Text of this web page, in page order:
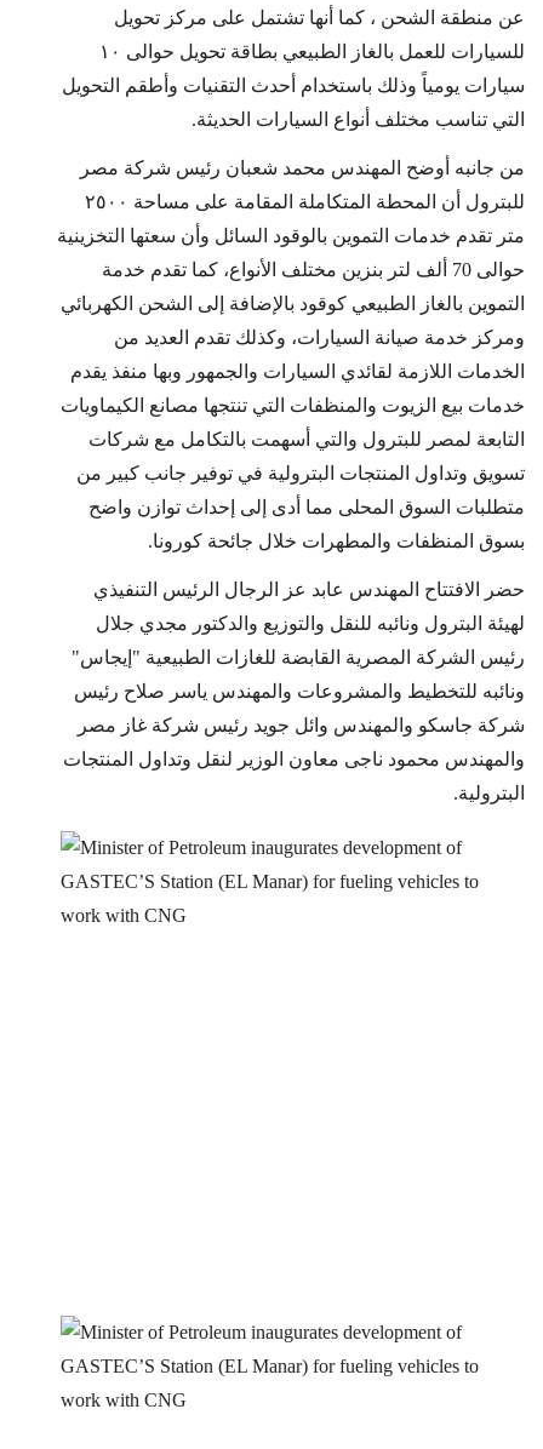
عن منطقة الشحن ، كما أنها تشتمل على مركز تحويل
للسيارات للعمل بالغاز الطبيعي بطاقة تحويل حوالى ١٠
سيارات يومياً وذلك باستخدام أحدث التقنيات وأطقم التحويل
التي تناسب مختلف أنواع السيارات الحديثة.
من جانبه أوضح المهندس محمد شعبان رئيس شركة مصر
للبترول أن المحطة المتكاملة المقامة على مساحة ٢٥٠٠
متر تقدم خدمات التموين بالوقود السائل وأن سعتها التخزينية
حوالى 70 ألف لتر بنزين مختلف الأنواع، كما تقدم خدمة
التموين بالغاز الطبيعي كوقود بالإضافة إلى الشحن الكهربائي
ومركز خدمة صيانة السيارات، وكذلك تقدم العديد من
الخدمات اللازمة لقائدي السيارات والجمهور وبها منفذ يقدم
خدمات بيع الزيوت والمنظفات التي تنتجها مصانع الكيماويات
التابعة لمصر للبترول والتي أسهمت بالتكامل مع شركات
تسويق وتداول المنتجات البترولية في توفير جانب كبير من
متطلبات السوق المحلى مما أدى إلى إحداث توازن واضح
بسوق المنظفات والمطهرات خلال جائحة كورونا.
حضر الافتتاح المهندس عابد عز الرجال الرئيس التنفيذي
لهيئة البترول ونائبه للنقل والتوزيع والدكتور مجدي جلال
رئيس الشركة المصرية القابضة للغازات الطبيعية "إيجاس"
ونائبه للتخطيط والمشروعات والمهندس ياسر صلاح رئيس
شركة جاسكو والمهندس وائل جويد رئيس شركة غاز مصر
والمهندس محمود ناجى معاون الوزير لنقل وتداول المنتجات
البترولية.